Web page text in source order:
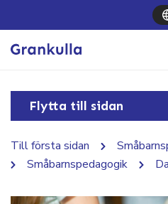
Flytta till sidan
Till första sidan
Småbarnspedagogik